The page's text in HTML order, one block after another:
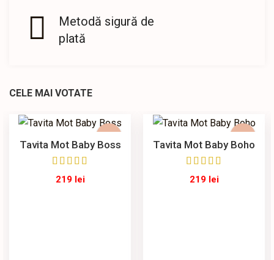
Metodă sigură de
plată
CELE MAI VOTATE
Tavita Mot Baby Boss
219 lei
Tavita Mot Baby Boho
219 lei